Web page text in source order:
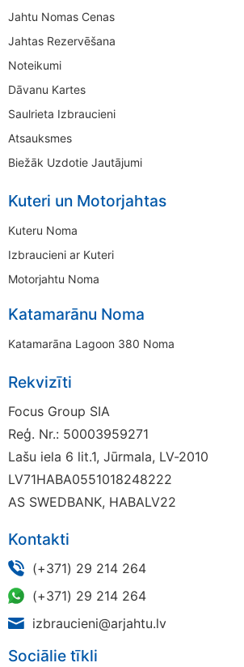
Jahtu Nomas Cenas
Jahtas Rezervēšana
Noteikumi
Dāvanu Kartes
Saulrieta Izbraucieni
Atsauksmes
Biežāk Uzdotie Jautājumi
Kuteri un Motorjahtas
Kuteru Noma
Izbraucieni ar Kuteri
Motorjahtu Noma
Katamarānu Noma
Katamarāna Lagoon 380 Noma
Rekvizīti
Focus Group SIA
Reģ. Nr.: 50003959271
Lašu iela 6 lit.1, Jūrmala, LV-2010
LV71HABA0551018248222
AS SWEDBANK, HABALV22
Kontakti
(+371) 29 214 264
(+371) 29 214 264
izbraucieni@arjahtu.lv
Sociālie tīkli